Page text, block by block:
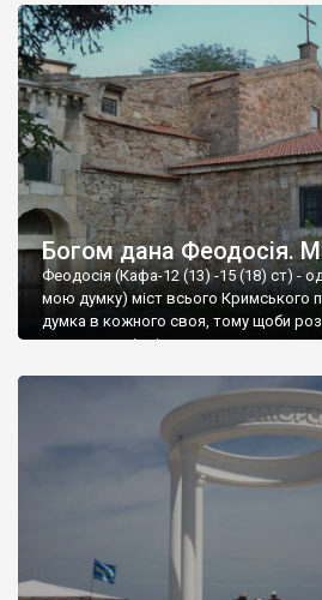
Богом дана Феодосія.
Феодосія (Кафа-12 (13) -15 (18) ст) -
мою думку) міст всього Кримського
думка в кожного своя, тому щоби
запрошую відвідати це